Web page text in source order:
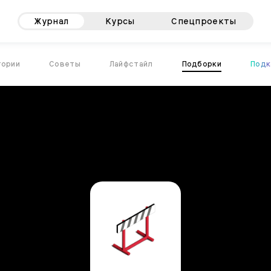
Журнал Курсы Спецпроекты
Советы Лайфстайл Подборки